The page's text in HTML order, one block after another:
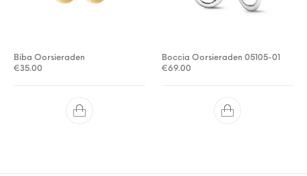
Biba Oorsieraden
€35.00
Boccia Oorsieraden 05105-01
€69.00